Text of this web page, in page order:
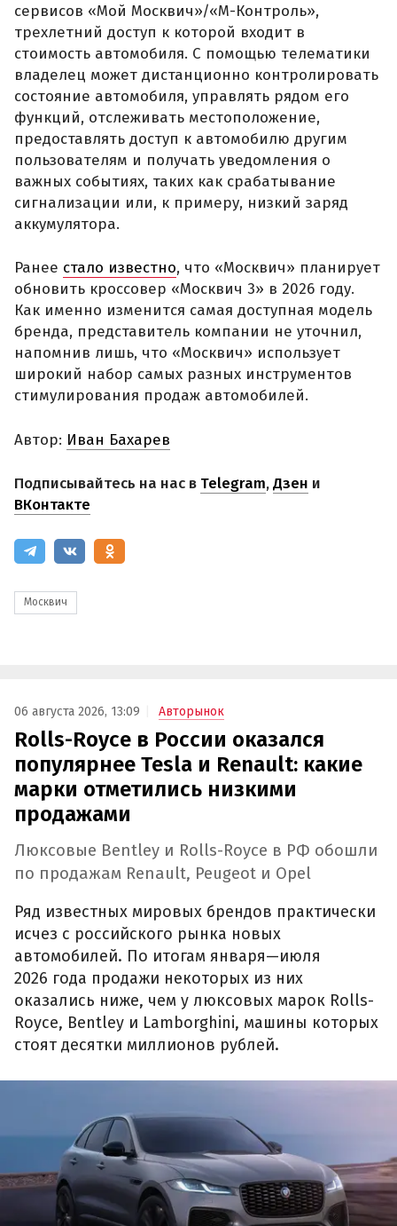
сервисов «Мой Москвич»/«М-Контроль»,
трехлетний доступ к которой входит в
стоимость автомобиля. С помощью телематики
владелец может дистанционно контролировать
состояние автомобиля, управлять рядом его
функций, отслеживать местоположение,
предоставлять доступ к автомобилю другим
пользователям и получать уведомления о
важных событиях, таких как срабатывание
сигнализации или, к примеру, низкий заряд
аккумулятора.
Ранее стало известно, что «Москвич» планирует
обновить кроссовер «Москвич 3» в 2026 году.
Как именно изменится самая доступная модель
бренда, представитель компании не уточнил,
напомнив лишь, что «Москвич» использует
широкий набор самых разных инструментов
стимулирования продаж автомобилей.
Автор: Иван Бахарев
Подписывайтесь на нас в Telegram,Дзен и
ВКонтакте
Москвич
06 августа 2026, 13:09 Авторынок
Rolls-Royce в России оказался
популярнее Tesla и Renault: какие
марки отметились низкими
продажами
Люксовые Bentley и Rolls-Royce в РФ обошли
по продажам Renault, Peugeot и Opel
Ряд известных мировых брендов практически
исчез с российского рынка новых
автомобилей. По итогам января—июля
2026 года продажи некоторых из них
оказались ниже, чем у люксовых марок Rolls-
Royce, Bentley и Lamborghini, машины которых
стоят десятки миллионов рублей.